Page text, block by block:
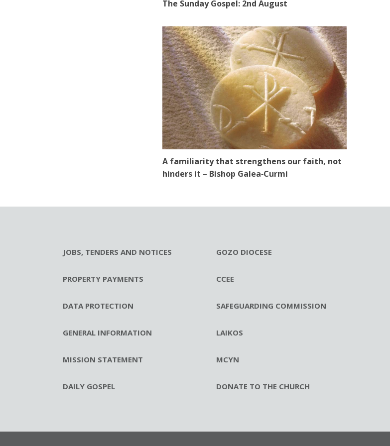
The Sunday Gospel: 2nd August
A familiarity that strengthens our faith, not
hinders it – Bishop Galea‑Curmi
JOBS, TENDERS AND NOTICES
PROPERTY PAYMENTS
DATA PROTECTION
GENERAL INFORMATION
MISSION STATEMENT
DAILY GOSPEL
GOZO DIOCESE
CCEE
SAFEGUARDING COMMISSION
LAIKOS
MCYN
DONATE TO THE CHURCH